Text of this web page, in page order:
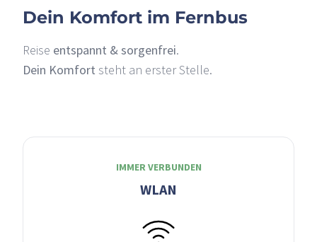
Dein Komfort im Fernbus
Reise entspannt & sorgenfrei.
Dein Komfort steht an erster Stelle.
IMMER VERBUNDEN
WLAN